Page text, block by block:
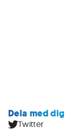
Dela med dig
Twitter